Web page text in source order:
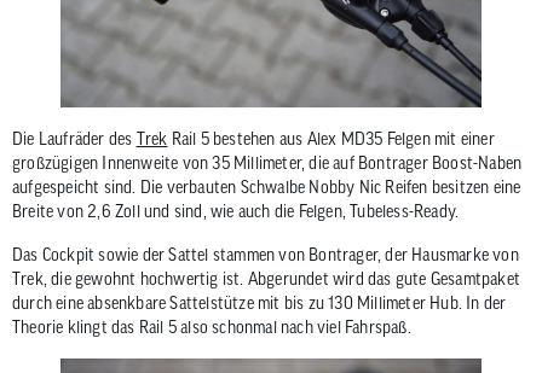
Die Laufräder des Trek Rail 5 bestehen aus Alex MD35 Felgen mit einer
großzügigen Innenweite von 35 Millimeter, die auf Bontrager Boost-Naben
aufgespeicht sind. Die verbauten Schwalbe Nobby Nic Reifen besitzen eine
Breite von 2,6 Zoll und sind, wie auch die Felgen, Tubeless-Ready.
Das Cockpit sowie der Sattel stammen von Bontrager, der Hausmarke von
Trek, die gewohnt hochwertig ist. Abgerundet wird das gute Gesamtpaket
durch eine absenkbare Sattelstütze mit bis zu 130 Millimeter Hub. In der
Theorie klingt das Rail 5 also schonmal nach viel Fahrspaß.